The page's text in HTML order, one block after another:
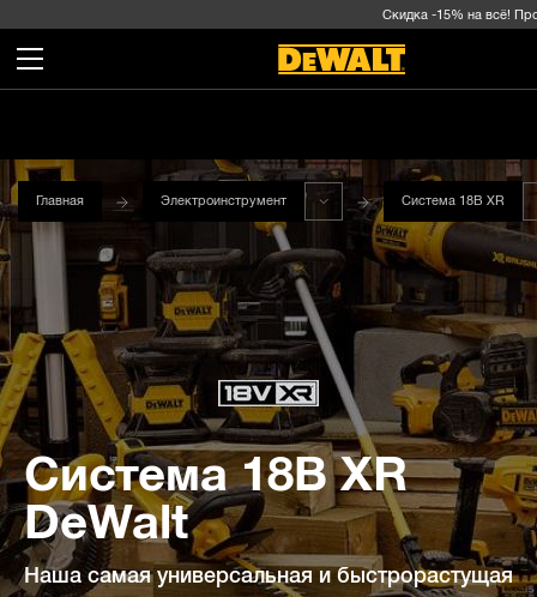
Скидка -15% на всё!
Главная Электроинструмент Система 18В XR
Система 18В XR
DeWalt
Наша самая универсальная и быстрорастущая